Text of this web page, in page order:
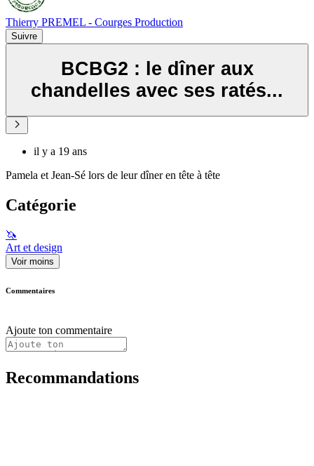
Thierry PREMEL - Courges Production
Suivre
BCBG2 : le dîner aux
chandelles avec ses ratés...
il y a 19 ans
Pamela et Jean-Sé lors de leur dîner en tête à tête
Catégorie
🦄
Art et design
Voir moins
Commentaires
Ajoute ton commentaire
Recommandations